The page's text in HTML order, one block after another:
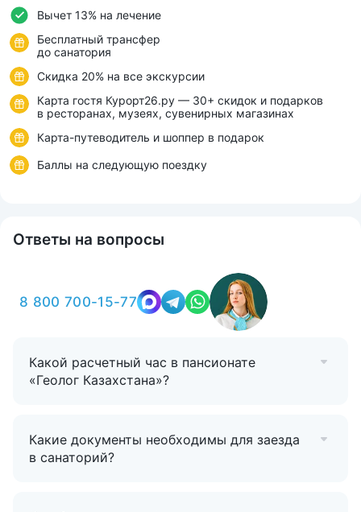
Вычет 13% на лечение
Бесплатный трансфер
до санатория
Скидка 20% на все экскурсии
Карта гостя Курорт26.ру — 30+ скидок и подарков
в ресторанах, музеях, сувенирных магазинах
Карта-путеводитель и шоппер в подарок
Баллы на следующую поездку
Ответы на вопросы
8 800 700-15-77
Какой расчетный час в пансионате
«Геолог Казахстана»?
Какие документы необходимы для заезда
в санаторий?